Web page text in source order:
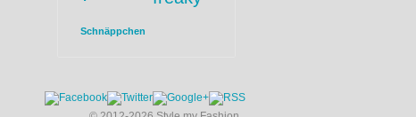
Schnäppchen